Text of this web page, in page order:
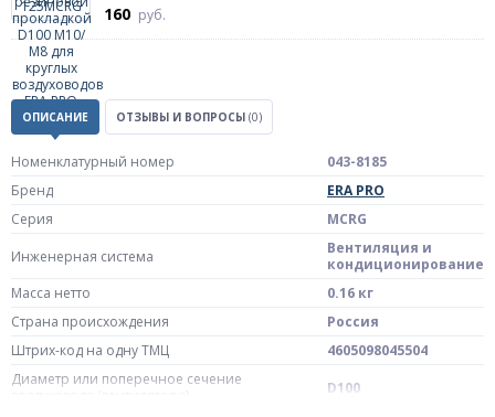
160 руб.
ОПИСАНИЕ ОТЗЫВЫ И ВОПРОСЫ (0)
Номенклатурный номер
043-8185
Бренд
ERA PRO
Серия
МСRG
Инженерная система
Вентиляция и
кондиционирование
Масса нетто
0.16 кг
Страна происхождения
Россия
Штрих-код на одну ТМЦ
4605098045504
Диаметр или поперечное сечение
D100